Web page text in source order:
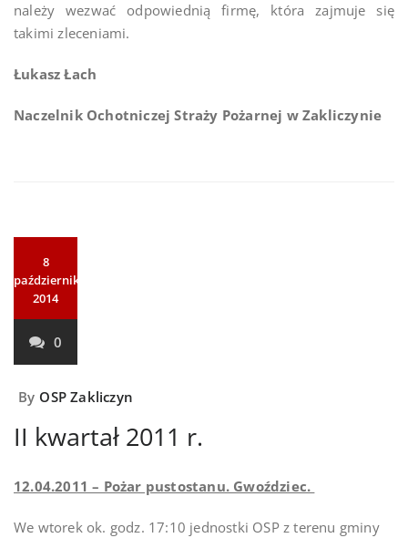
należy wezwać odpowiednią firmę, która zajmuje się
takimi zleceniami.
Łukasz Łach
Naczelnik Ochotniczej Straży Pożarnej w Zakliczynie
8
października
2014
0
By OSP Zakliczyn
II kwartał 2011 r.
12.04.2011 – Pożar pustostanu. Gwoździec.
We wtorek ok. godz. 17:10 jednostki OSP z terenu gminy